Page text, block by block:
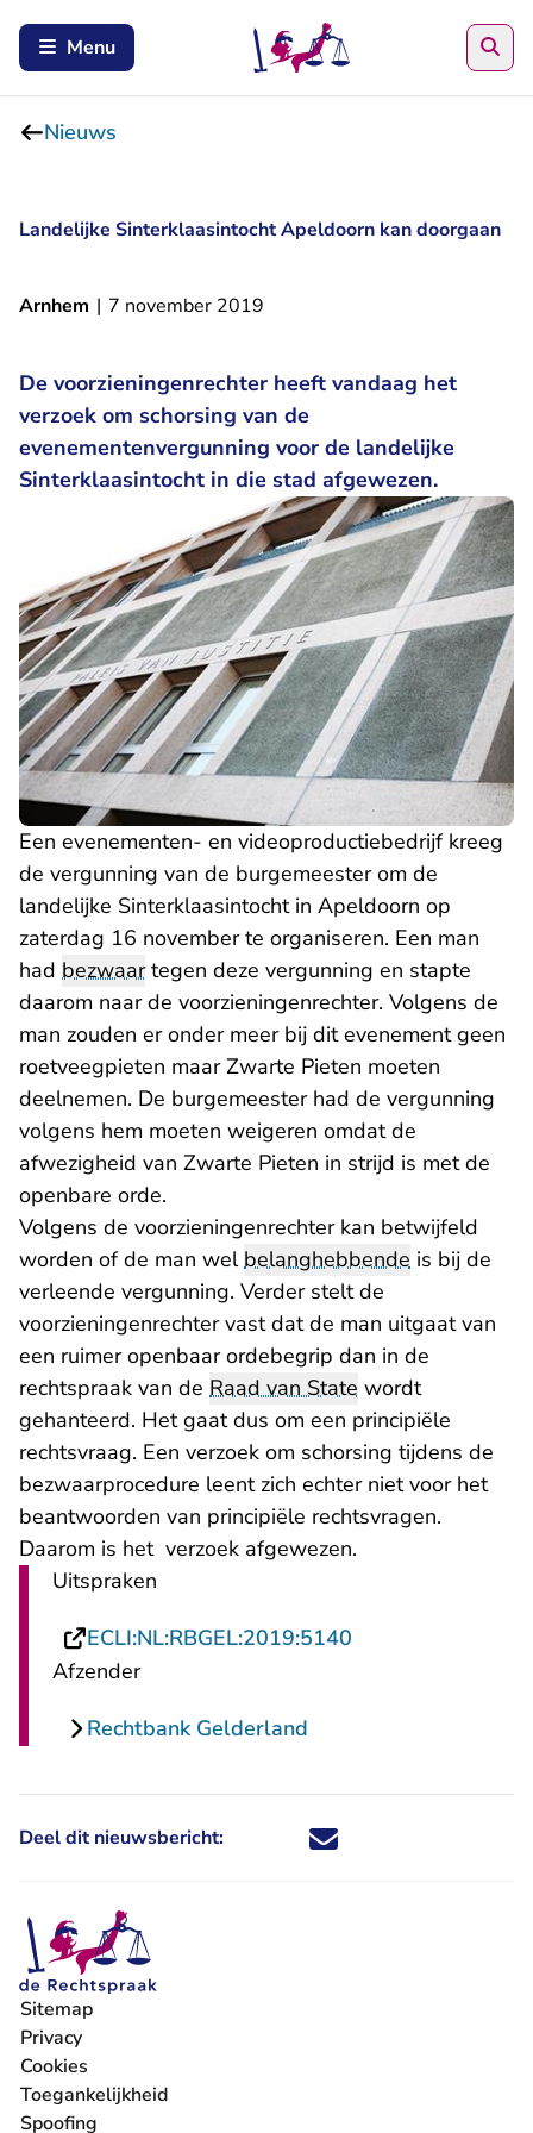
Menu
Nieuws
Landelijke Sinterklaasintocht Apeldoorn kan doorgaan
Arnhem | 7 november 2019
De voorzieningenrechter heeft vandaag het
verzoek om schorsing van de
evenementenvergunning voor de landelijke
Sinterklaasintocht in die stad afgewezen.
Een evenementen- en videoproductiebedrijf kreeg
de vergunning van de burgemeester om de
landelijke Sinterklaasintocht in Apeldoorn op
zaterdag 16 november te organiseren. Een man
had bezwaartegen deze vergunning en stapte
daarom naar de voorzieningenrechter. Volgens de
man zouden er onder meer bij dit evenement geen
roetveegpieten maar Zwarte Pieten moeten
deelnemen. De burgemeester had de vergunning
volgens hem moeten weigeren omdat de
afwezigheid van Zwarte Pieten in strijd is met de
openbare orde.
Volgens de voorzieningenrechter kan betwijfeld
worden of de man welbelanghebbende is bij de
verleende vergunning. Verder stelt de
voorzieningenrechter vast dat de man uitgaat van
een ruimer openbaar ordebegrip dan in de
rechtspraak van de Raad van State wordt
gehanteerd. Het gaat dus om een principiële
rechtsvraag. Een verzoek om schorsing tijdens de
bezwaarprocedure leent zich echter niet voor het
beantwoorden van principiële rechtsvragen.
Daarom is het verzoek afgewezen.
Uitspraken
ECLI:NL:RBGEL:2019:5140
Afzender
Rechtbank Gelderland
Deel dit nieuwsbericht: Deel dit nieuwsbericht via X -
Deel dit nieuwsbericht via
Deel dit nieuwsbericht
Deel dit
Sitemap
Privacy
Cookies
Toegankelijkheid
Spoofing